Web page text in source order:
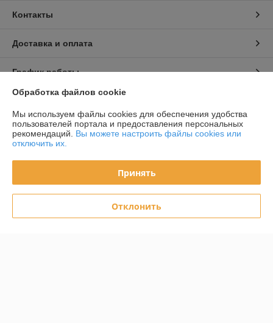
Контакты
Доставка и оплата
График работы
Полная версия сайта
Политика обработки cookies
Информация для покупателя
Юридическое лицо:
Обработка файлов cookie
Мы используем файлы cookies для обеспечения удобства
пользователей портала и предоставления персональных
рекомендаций. Вы можете настроить файлы cookies или
отключить их.
Принять
Отклонить